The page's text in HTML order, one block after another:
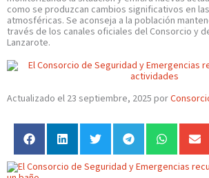
como se produzcan cambios significativos en
atmosféricas. Se aconseja a la población
través de los canales oficiales del Consorcio y
Lanzarote.
Actualizado el 23 septiembre, 2025 por